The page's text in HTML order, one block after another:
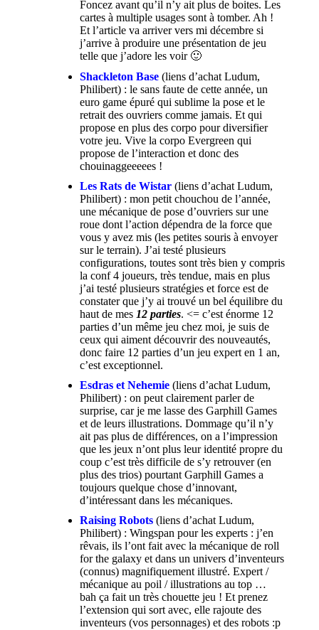
Foncez avant qu’il n’y ait plus de boites. Les
cartes à multiple usages sont à tomber. Ah !
Et l’article va arriver vers mi décembre si
j’arrive à produire une présentation de jeu
telle que j’adore les voir 🙂
Shackleton Base (liens d’achat Ludum,
Philibert) : le sans faute de cette année, un
euro game épuré qui sublime la pose et le
retrait des ouvriers comme jamais. Et qui
propose en plus des corpo pour diversifier
votre jeu. Vive la corpo Evergreen qui
propose de l’interaction et donc des
chouinaggeeeees !
Les Rats de Wistar (liens d’achat Ludum,
Philibert) : mon petit chouchou de l’année,
une mécanique de pose d’ouvriers sur une
roue dont l’action dépendra de la force que
vous y avez mis (les petites souris à envoyer
sur le terrain). J’ai testé plusieurs
configurations, toutes sont très bien y compris
la conf 4 joueurs, très tendue, mais en plus
j’ai testé plusieurs stratégies et force est de
constater que j’y ai trouvé un bel équilibre du
haut de mes 12 parties. <= c’est énorme 12
parties d’un même jeu chez moi, je suis de
ceux qui aiment découvrir des nouveautés,
donc faire 12 parties d’un jeu expert en 1 an,
c’est exceptionnel.
Esdras et Nehemie (liens d’achat Ludum,
Philibert) : on peut clairement parler de
surprise, car je me lasse des Garphill Games
et de leurs illustrations. Dommage qu’il n’y
ait pas plus de différences, on a l’impression
que les jeux n’ont plus leur identité propre du
coup c’est très difficile de s’y retrouver (en
plus des trios) pourtant Garphill Games a
toujours quelque chose d’innovant,
d’intéressant dans les mécaniques.
Raising Robots (liens d’achat Ludum,
Philibert) : Wingspan pour les experts : j’en
rêvais, ils l’ont fait avec la mécanique de roll
for the galaxy et dans un univers d’inventeurs
(connus) magnifiquement illustré. Expert /
mécanique au poil / illustrations au top …
bah ça fait un très chouette jeu ! Et prenez
l’extension qui sort avec, elle rajoute des
inventeurs (vos personnages) et des robots :p